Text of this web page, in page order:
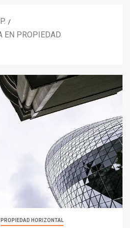
EN PROPIEDAD
PROPIEDAD HORIZONTAL